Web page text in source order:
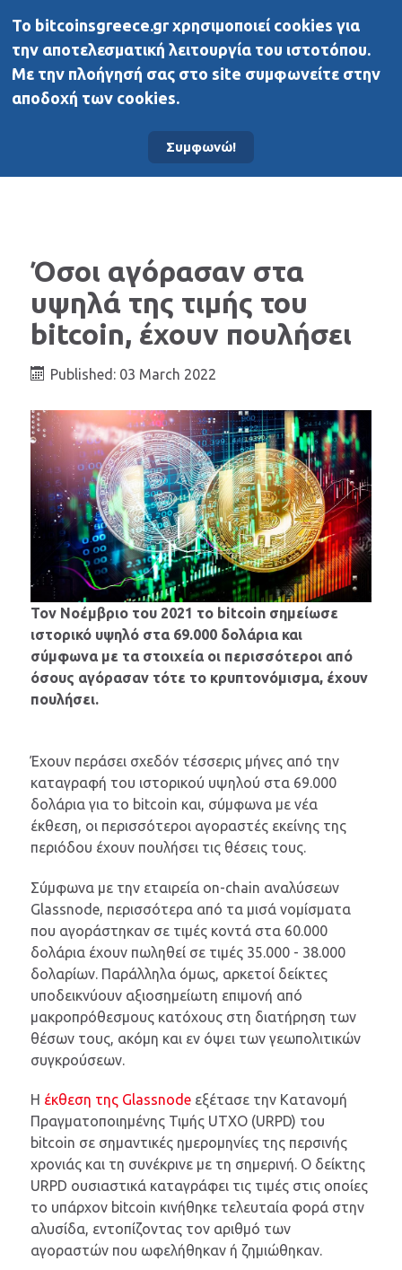
BitcoinsGreece
Νέα
Όσοι αγόρασαν στα
υψηλά της τιμής του
bitcoin, έχουν πουλήσει
Published: 03 March 2022
Τον Νοέμβριο του 2021 το bitcoin σημείωσε
ιστορικό υψηλό στα 69.000 δολάρια και
σύμφωνα με τα στοιχεία οι περισσότεροι από
όσους αγόρασαν τότε το κρυπτονόμισμα, έχουν
πουλήσει.
Έχουν περάσει σχεδόν τέσσερις μήνες από την
καταγραφή του ιστορικού υψηλού στα 69.000
δολάρια για το bitcoin και, σύμφωνα με νέα
έκθεση, οι περισσότεροι αγοραστές εκείνης της
περιόδου έχουν πουλήσει τις θέσεις τους.
Σύμφωνα με την εταιρεία on-chain αναλύσεων
Glassnode, περισσότερα από τα μισά νομίσματα
που αγοράστηκαν σε τιμές κοντά στα 60.000
δολάρια έχουν πωληθεί σε τιμές 35.000 - 38.000
δολαρίων. Παράλληλα όμως, αρκετοί δείκτες
υποδεικνύουν αξιοσημείωτη επιμονή από
μακροπρόθεσμους κατόχους στη διατήρηση των
θέσων τους, ακόμη και εν όψει των γεωπολιτικών
συγκρούσεων.
Η έκθεση της Glassnode εξέτασε την Κατανομή
Πραγματοποιημένης Τιμής UTXO (URPD) του
bitcoin σε σημαντικές ημερομηνίες της περσινής
χρονιάς και τη συνέκρινε με τη σημερινή. Ο δείκτης
URPD ουσιαστικά καταγράφει τις τιμές στις οποίες
το υπάρχον bitcoin κινήθηκε τελευταία φορά στην
αλυσίδα, εντοπίζοντας τον αριθμό των
αγοραστών που ωφελήθηκαν ή ζημιώθηκαν.
To bitcoinsgreece.gr χρησιμοποιεί cookies για
την αποτελεσματική λειτουργία του ιστοτόπου.
Με την πλοήγησή σας στο site συμφωνείτε στην
αποδοχή των cookies.
Συμφωνώ!